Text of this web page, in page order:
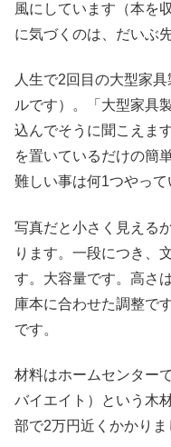
風にしています（本を
に気づくのは、だいぶ
人生で2回目の大型家
ルです）。「大型家具
込んでそうに聞こえま
を置いているだけの簡
難しい事は何1つやって
写真だと小さく見える
ります。一段につき、
す。大容量です。高さ
庫本に合わせた調整で
です。
材料はホームセンター
バイエイト）という木
部で2万円近くかかりま